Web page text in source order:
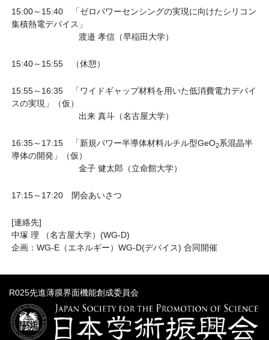
15:00～15:40 「ゼロパワーセンシングの実現に向けたシリコン
集積熱電デバイス」
渡邉 孝信（早稲田大学）
15:40～15:55 （休憩）
15:55～16:35 「ワイドギャップ材料を用いた低消費電力デバイ
スの実現」（仮）
出来 真斗（名古屋大学）
16:35～17:15 「新規パワー半導体材料ルチル型GeO2系混晶半
導体の開発」（仮）
金子 健太郎（立命館大学）
17:15～17:20 閉会あいさつ
[連絡先]
中塚 理 （名古屋大学）(WG-D)
企画：WG-E（エネルギー）WG-D(デバイス) 合同開催
R025先進薄膜界面機能創成委員会